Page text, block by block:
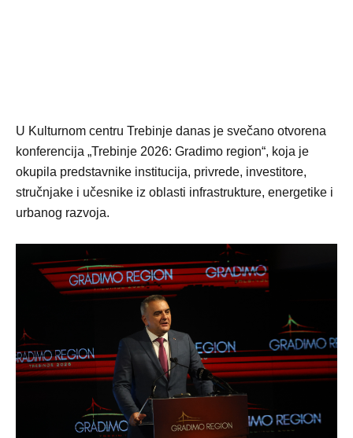
U Kulturnom centru Trebinje danas je svečano otvorena
konferencija „Trebinje 2026: Gradimo region“, koja je
okupila predstavnike institucija, privrede, investitore,
stručnjake i učesnike iz oblasti infrastrukture, energetike i
urbanog razvoja.